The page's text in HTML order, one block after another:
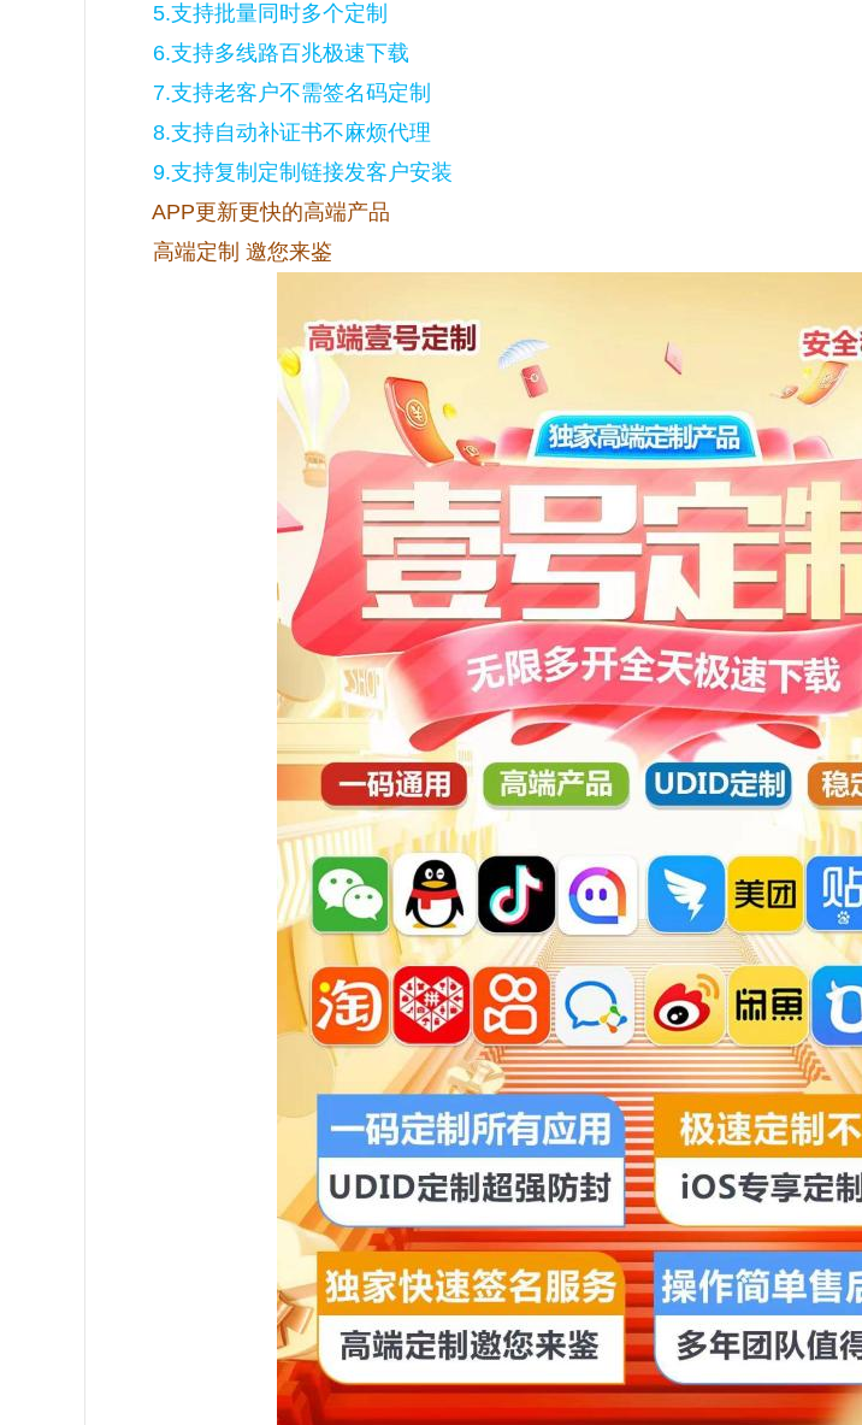
5.支持批量同时多个定制
6.支持多线路百兆极速下载
7.支持老客户不需签名码定制
8.支持自动补证书不麻烦代理
9.支持复制定制链接发客户安装
APP更新更快的高端产品
高端定制 邀您来鉴